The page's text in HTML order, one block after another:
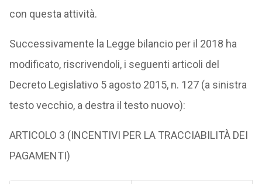
con questa attività.
Successivamente la Legge bilancio per il 2018 ha
modificato, riscrivendoli, i seguenti articoli del
Decreto Legislativo 5 agosto 2015, n. 127 (a sinistra
testo vecchio, a destra il testo nuovo):
ARTICOLO 3 (INCENTIVI PER LA TRACCIABILITÀ DEI
PAGAMENTI)